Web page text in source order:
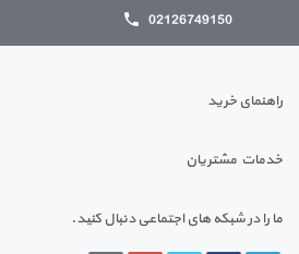
02126749150
راهنمای خرید
خدمات مشتریان
ما را در شبکه های اجتماعی دنبال کنید.